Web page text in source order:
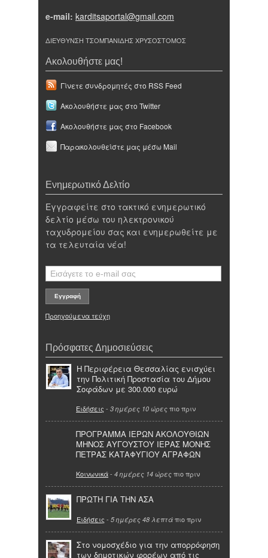
e-mail: karditsaportal@gmail.com
ΔΙΕΥΘΥΝΣΗ ΤΣΟΜΠΑΝΙΔΗΣ ΧΡΥΣΟΣΤΟΜΟΣ
Ακολουθήστε μας!
Γίνετε συνδρομητές στο RSS Feed
Ακολουθήστε μας στο Twitter
Ακολουθήστε μας στο Facebook
Παρακολουθείστε μας μέσω Mail
Ενημερωτικό Δελτίο
Εγγραφείτε στο τακτικό ενημερωτικό
δελτίο μέσω του ηλεκτρονικού
ταχυδρομείου σας και ενημερωθείτε με
τα τελευταία νέα!
Προηγούμενα τεύχη
Πρόσφατες Δημοσιεύσεις
Η Περιφέρεια Θεσσαλίας ενισχύει
την Πολιτική Προστασία του Δήμου
Σοφάδων με 300.000 ευρώ
Ειδήσεις - 3 ημέρες 10 ώρες πιο πριν
ΠΡΟΓΡΑΜΜΑ ΙΕΡΩΝ ΑΚΟΛΟΥΘΙΩΝ
ΜΗΝΟΣ ΑΥΓΟΥΣΤΟΥ ΙΕΡΑΣ ΜΟΝΗΣ
ΠΕΤΡΑΣ ΚΑΤΑΦΥΓΙΟΥ ΑΓΡΑΦΩΝ
Κοινωνικά- 4 ημέρες 14 ώρες πιο πριν
ΠΡΩΤΗ ΓΙΑ ΤΗΝ ΑΣΑ
Ειδήσεις - 5 ημέρες 48 λεπτά πιο πριν
Στο νομοσχέδιο για την απορρόφηση
των δημοτικών φορέων από τις